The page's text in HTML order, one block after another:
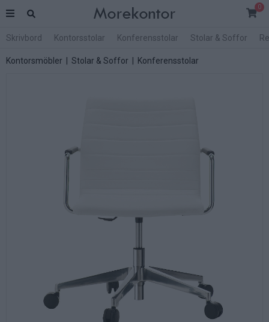
0
Skrivbord Kontorsstolar Konferensstolar Stolar & Soffor
Kontorsmöbler Stolar & Soffor Konferensstolar